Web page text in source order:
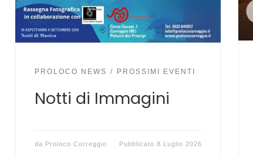
PROLOCO NEWS PROSSIMI EVENTI
Notti di Immagini
da Proloco Correggio Pubblicato 8 Luglio 2026